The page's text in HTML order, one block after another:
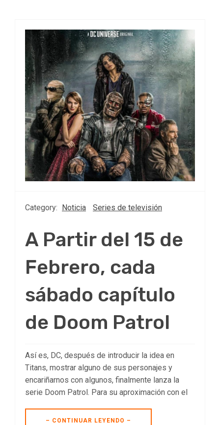
Category: Noticia Series de televisión
A Partir del 15 de
Febrero, cada
sábado capítulo
de Doom Patrol
Así es, DC, después de introducir la idea en
Titans, mostrar alguno de sus personajes y
encariñarnos con algunos, finalmente lanza la
serie Doom Patrol. Para su aproximación con el
– CONTINUAR LEYENDO –